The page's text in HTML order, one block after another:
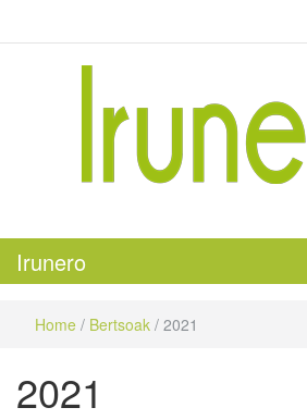
Irunero
Home / Bertsoak / 2021
2021